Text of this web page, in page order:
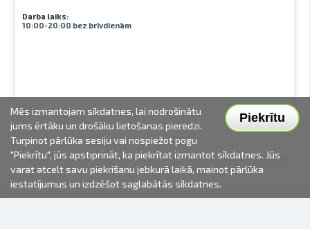
Darba laiks:
10:00-20:00 bez brīvdienām
Piekrītu
Mēs izmantojam sīkdatnes, lai nodrošinātu
jums ērtāku un drošāku lietošanas pieredzi.
Turpinot pārlūka sesiju vai nospiežot pogu
"Piekrītu", jūs apstiprināt, ka piekrītat izmantot sīkdatnes. Jūs
varat atcelt savu piekrišanu jebkurā laikā, mainot pārlūka
iestatījumus un izdzēšot saglabātās sīkdatnes.